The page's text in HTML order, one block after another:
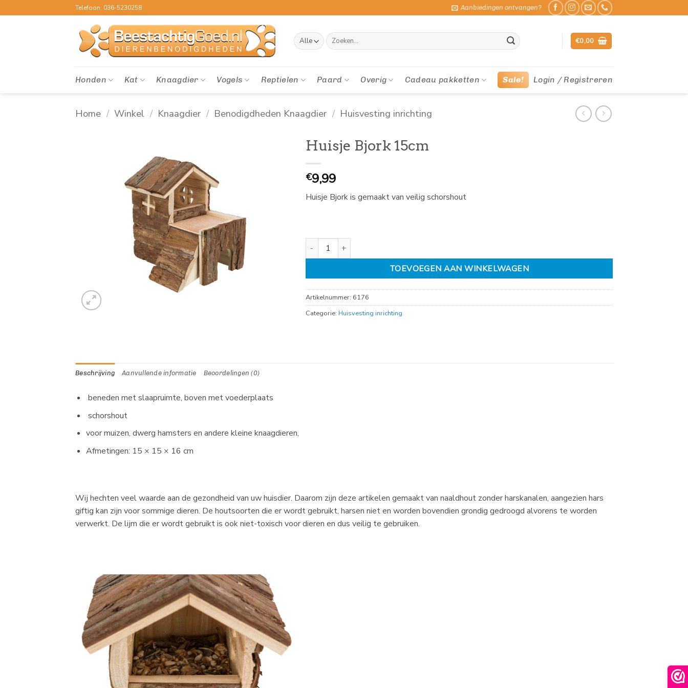
naar
Telefoon: 036-5230258 Aanbiedingen ontvangen?
Zoeken
naar:
€0,00
Honden Kat Knaagdier Vogels Reptielen Paard Overig Cadeau pakketten Sale! Login / Registreren
Home / Winkel / Knaagdier / Benodigdheden Knaagdier / Huisvesting inrichting
Huisje Bjork 15cm
€9,99
Huisje Bjork is gemaakt van veilig schorshout
Huisje Bjork 15cm aantal
TOEVOEGEN AAN WINKELWAGEN
Artikelnummer: 6176
Categorie: Huisvesting inrichting
Beschrijving Aanvullende informatie Beoordelingen (0)
beneden met slaapruimte, boven met voederplaats
schorshout
voor muizen, dwerg hamsters en andere kleine knaagdieren,
Afmetingen: 15 × 15 × 16 cm
Wij hechten veel waarde aan de gezondheid van uw huisdier. Daarom zijn deze artikelen gemaakt van naaldhout zonder harskanalen, aangezien hars
giftig kan zijn voor sommige dieren. De houtsoorten die er wordt gebruikt, harsen niet en worden bovendien grondig gedroogd alvorens te worden
verwerkt. De lijm die er wordt gebruikt is ook niet-toxisch voor dieren en dus veilig te gebruiken.